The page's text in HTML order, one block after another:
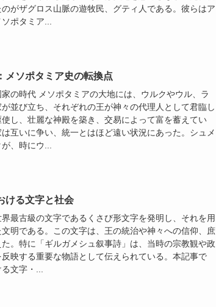
がザグロス山脈の遊牧民、グティ人である。彼らはア
ポタミア...
メソポタミア史の転換点
の時代 メソポタミアの大地には、ウルクやウル、ラ
並び立ち、それぞれの王が神々の代理人として君臨し
し、壮麗な神殿を築き、交易によって富を蓄えてい
互いに争い、統一とはほど遠い状況にあった。シュメ
、時にウ...
ける文字と社会
最古級の文字であるくさび形文字を発明し、それを用
明である。この文字は、王の統治や神々への信仰、庶
。特に「ギルガメシュ叙事詩」は、当時の宗教観や政
映する重要な物語として伝えられている。本記事で
文字・...